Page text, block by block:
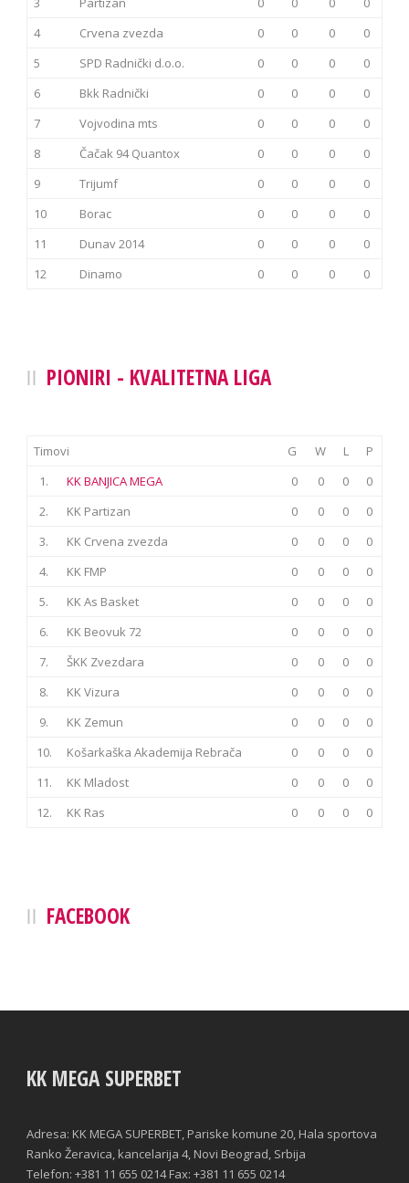
4
Crvena zvezda 0 0 0
0
5
SPD Radnički d.o.o. 0 0 0
0
6
Bkk Radnički 0 0 0
0
7
Vojvodina mts 0 0 0
0
8
Čačak 94 Quantox 0 0 0
0
9
Trijumf 0 0 0
0
10
Borac 0 0 0
0
11
Dunav 2014 0 0 0
0
12
Dinamo 0 0 0 0
PIONIRI - KVALITETNA LIGA
Timovi G W L
P
1.
KK BANJICA MEGA 0 0 0
0
2.
KK Partizan 0 0 0
0
3.
KK Crvena zvezda 0 0 0
0
4.
KK FMP 0 0 0
0
5.
KK As Basket 0 0 0
0
6.
KK Beovuk 72 0 0 0
0
7.
ŠKK Zvezdara 0 0 0
0
8.
KK Vizura 0 0 0
0
9.
KK Zemun 0 0 0
0
10.
Košarkaška Akademija Rebrača 0 0 0
0
11.
KK Mladost 0 0 0
0
12.
KK Ras 0 0 0 0
FACEBOOK
KK MEGA SUPERBET
Adresa: KK MEGA SUPERBET, Pariske komune 20, Hala sportova
Ranko Žeravica, kancelarija 4, Novi Beograd, Srbija
Telefon: +381 11 655 0214 Fax: +381 11 655 0214